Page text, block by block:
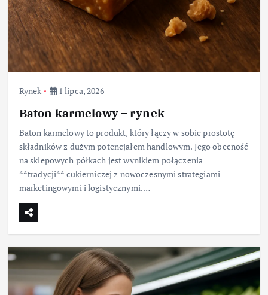
Rynek 1 lipca, 2026
Baton karmelowy – rynek
Baton karmelowy to produkt, który łączy w sobie prostotę
składników z dużym potencjałem handlowym. Jego obecność
na sklepowych półkach jest wynikiem połączenia
**tradycji** cukierniczej z nowoczesnymi strategiami
marketingowymi i logistycznymi.…